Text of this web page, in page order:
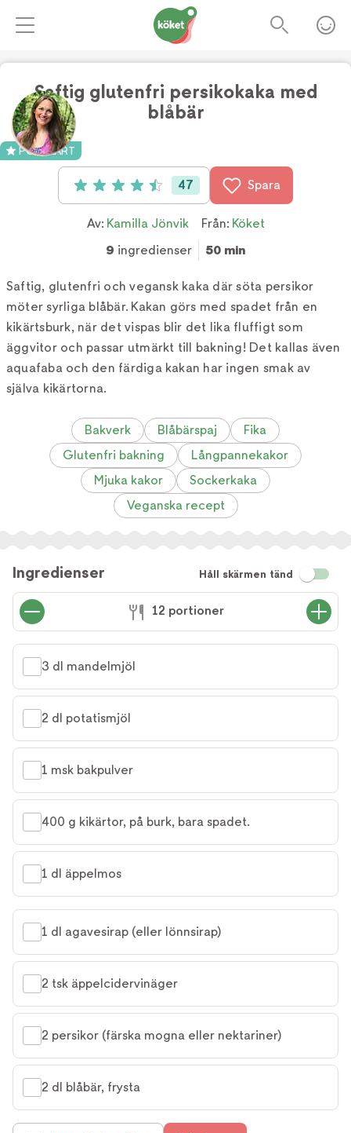
Saftig glutenfri persikokaka med
blåbär
POPULÄRT
Betyg: 4.5 av 5 (47 röster)
47 Spara
Av: Kamilla Jönvik Från: Köket
9 ingredienser 50 min
Saftig, glutenfri och vegansk kaka där söta persikor
möter syrliga blåbär. Kakan görs med spadet från en
kikärtsburk, när det vispas blir det lika fluffigt som
äggvitor och passar utmärkt till bakning! Det kallas även
aquafaba och den färdiga kakan har ingen smak av
själva kikärtorna.
Bakverk Blåbärspaj
Fika
Glutenfri bakning
Långpannekakor
Mjuka kakor
Sockerkaka
Veganska recept
Ingredienser Håll skärmen tänd
12 portioner
3 dl mandelmjöl
2 dl potatismjöl
1 msk bakpulver
400 g kikärtor, på burk, bara spadet.
1 dl äppelmos
1 dl agavesirap (eller lönnsirap)
2 tsk äppelcidervinäger
2 persikor (färska mogna eller nektariner)
2 dl blåbär, frysta